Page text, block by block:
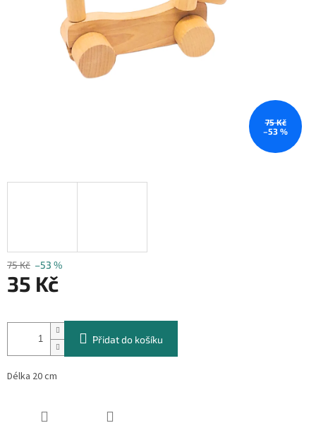
75 Kč
–53 %
75 Kč –53 %
35 Kč
cena:
Přidat do košíku
Délka 20 cm